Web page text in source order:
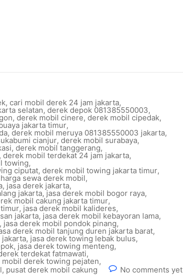
, cari mobil derek 24 jam jakarta,
selatan, derek depok 081385550003,
, derek mobil cinere, derek mobil cipedak,
jakarta timur,
, derek mobil meruya 081385550003 jakarta,
cianjur, derek mobil surabaya,
, derek mobil tanggerang,
, derek mobil terdekat 24 jam jakarta,
towing,
ciputat, derek mobil towing jakarta timur,
harga sewa derek mobil,
, jasa derek jakarta,
jakarta,jasa derek mobil bogor raya,
mobil cakung jakarta timur,
, jasa derek mobil kalideres,
jakarta, jasa derek mobil kebayoran lama,
, jasa derek mobil pondok pinang,
derek mobil tanjung duren jakarta barat,
jakarta, jasa derek towing lebak bulus,
, jasa derek towing menteng,
terdekat fatmawati,
mobil derek towing pejaten,
, pusat derek mobil cakung No comments yet